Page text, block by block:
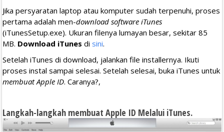
Jika persyaratan laptop atau komputer sudah terpenuhi, proses
pertama adalah men-download software iTunes
(iTunesSetup.exe). Ukuran filenya lumayan besar, sekitar 85
MB. Download iTunes di sini.
Setelah iTunes di download, jalankan file installernya. Ikuti
proses instal sampai selesai. Setelah selesai, buka iTunes untuk
membuat Apple ID. Caranya?,
Langkah-langkah membuat Apple ID Melalui iTunes.